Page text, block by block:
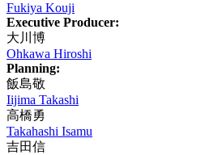
Fukiya Kouji
Executive Producer:
大川博
Ohkawa Hiroshi
Planning:
飯島敬
Iijima Takashi
高橋勇
Takahashi Isamu
吉田信